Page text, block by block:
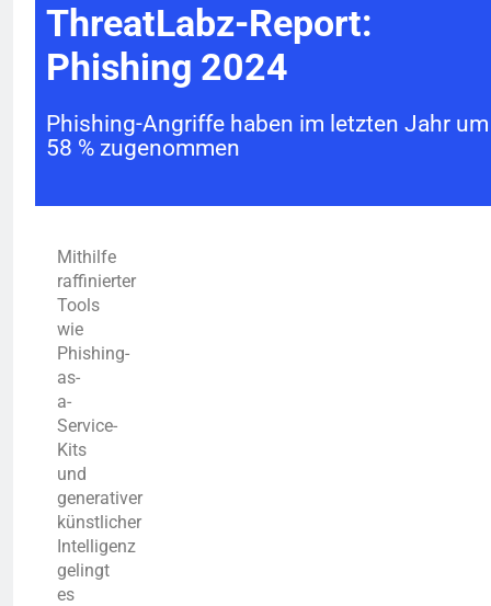
ThreatLabz-Report:
Phishing 2024
Phishing-Angriffe haben im letzten Jahr um
58 % zugenommen
Mithilfe
raffinierter
Tools
wie
Phishing-
as-
a-
Service-
Kits
und
generativer
künstlicher
Intelligenz
gelingt
es